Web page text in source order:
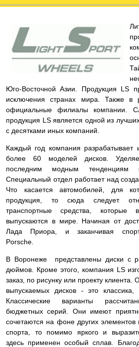
Юго-Восточной Азии. Продукция LS
исключения странах мира. Также в
официальные филиалы компании.
продукция LS является одной из
с десятками иных компаний.
Каждый год компания разрабатывает
более 60 моделей дисков.
последним модным тенденциям
Специальный отдел работает над
Что касается автомобилей, для
продукция, то сюда следует
транспортные средства,
выпускаются в мире. Начиная от
Лада Приора, и заканчивая
Porsche.
В Воронеже представлены диски с
дюймов. Кроме этого, компания LS
заказ, по рисунку или проекту
выпускаемых дисков - это классика,
Классические варианты
бюджетных серий. Они имеют
сочетаются на фоне других
спорта, то помимо яркого и
здесь применен особый сплав.